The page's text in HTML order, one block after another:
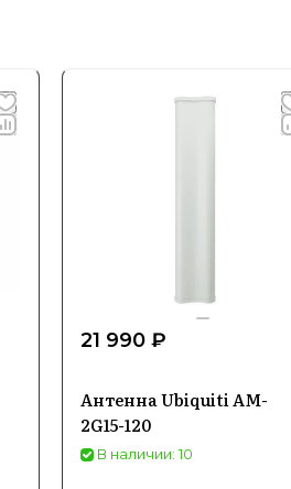
21 990 ₽
Антенна Ubiquiti AM-
2G15-120
В наличии: 10